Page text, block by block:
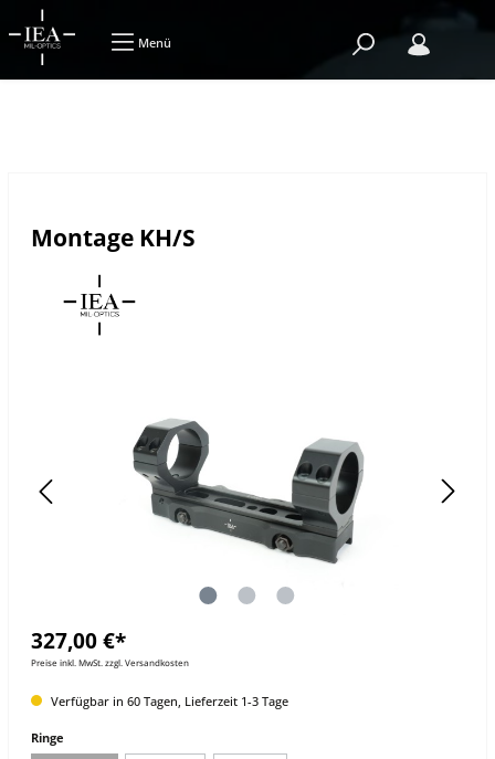
Menü
Montage KH/S
327,00 €*
Preise inkl. MwSt. zzgl. Versandkosten
Verfügbar in 60 Tagen, Lieferzeit 1-3 Tage
Ringe